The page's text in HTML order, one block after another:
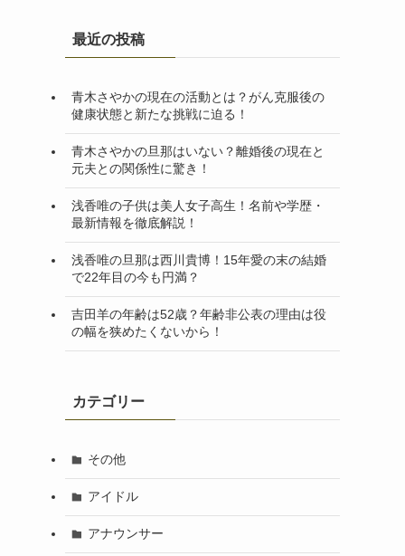
最近の投稿
青木さやかの現在の活動とは？がん克服後の
健康状態と新たな挑戦に迫る！
青木さやかの旦那はいない？離婚後の現在と
元夫との関係性に驚き！
浅香唯の子供は美人女子高生！名前や学歴・
最新情報を徹底解説！
浅香唯の旦那は西川貴博！15年愛の末の結婚
で22年目の今も円満？
吉田羊の年齢は52歳？年齢非公表の理由は役
の幅を狭めたくないから！
カテゴリー
その他
アイドル
アナウンサー